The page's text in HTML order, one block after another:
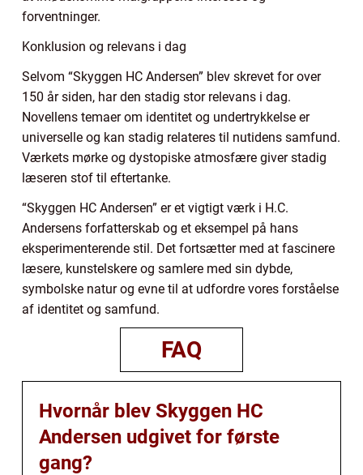
forventninger.
Konklusion og relevans i dag
Selvom “Skyggen HC Andersen” blev skrevet for over
150 år siden, har den stadig stor relevans i dag.
Novellens temaer om identitet og undertrykkelse er
universelle og kan stadig relateres til nutidens samfund.
Værkets mørke og dystopiske atmosfære giver stadig
læseren stof til eftertanke.
“Skyggen HC Andersen” er et vigtigt værk i H.C.
Andersens forfatterskab og et eksempel på hans
eksperimenterende stil. Det fortsætter med at fascinere
læsere, kunstelskere og samlere med sin dybde,
symbolske natur og evne til at udfordre vores forståelse
af identitet og samfund.
FAQ
Hvornår blev Skyggen HC
Andersen udgivet for første
gang?